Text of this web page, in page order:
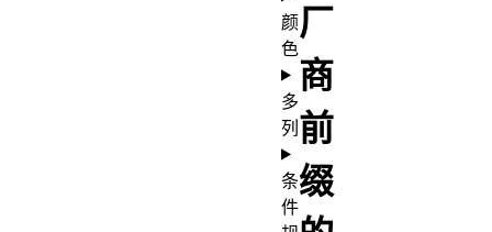
厂
商
前
缀
颜
色
多
列
条
件